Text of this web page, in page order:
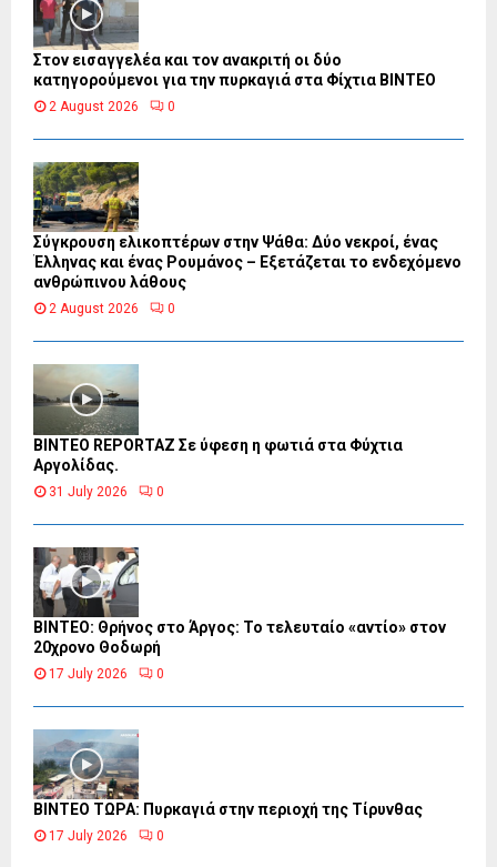
Στον εισαγγελέα και τον ανακριτή οι δύο
κατηγορούμενοι για την πυρκαγιά στα Φίχτια ΒΙΝΤΕΟ
2 August 2026 0
Σύγκρουση ελικοπτέρων στην Ψάθα: Δύο νεκροί, ένας
Έλληνας και ένας Ρουμάνος – Εξετάζεται το ενδεχόμενο
ανθρώπινου λάθους
2 August 2026 0
BINTEO REPORTAZ Σε ύφεση η φωτιά στα Φύχτια
Αργολίδας.
31 July 2026 0
ΒΙΝΤΕΟ: Θρήνος στο Άργος: Το τελευταίο «αντίο» στον
20χρονο Θοδωρή
17 July 2026 0
ΒΙΝΤΕΟ ΤΩΡΑ: Πυρκαγιά στην περιοχή της Τίρυνθας
17 July 2026 0